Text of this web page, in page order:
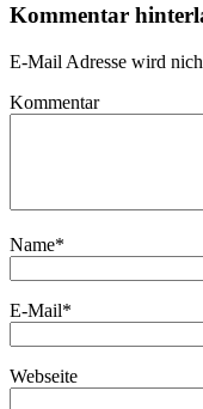
Kommentar
E-Mail Adresse wird
Kommentar
Name*
E-Mail*
Webseite